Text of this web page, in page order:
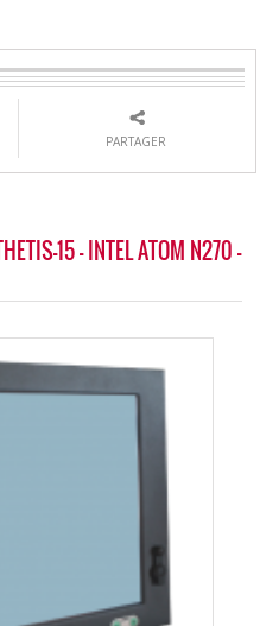
PARTAGER
15 - INTEL ATOM N270 -